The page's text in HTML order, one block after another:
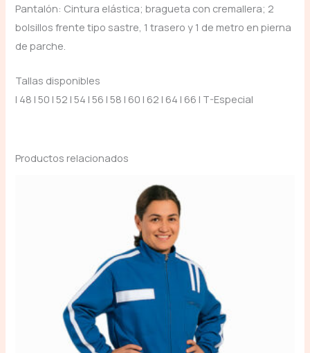
Pantalón: Cintura elástica; bragueta con cremallera; 2
bolsillos frente tipo sastre, 1 trasero y 1 de metro en pierna
de parche.
Tallas disponibles
| 48 | 50 | 52 | 54 | 56 | 58 | 60 | 62 | 64 | 66 | T-Especial
Productos relacionados